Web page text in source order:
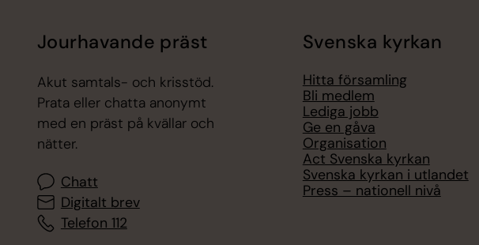
Jourhavande präst
Akut samtals- och krisstöd.
Prata eller chatta anonymt
med en präst på kvällar och
nätter.
Chatt
Digitalt brev
Telefon 112
Svenska kyrkan
Hitta församling
Bli medlem
Lediga jobb
Ge en gåva
Organisation
Act Svenska kyrkan
Svenska kyrkan i utlandet
Press – nationell nivå